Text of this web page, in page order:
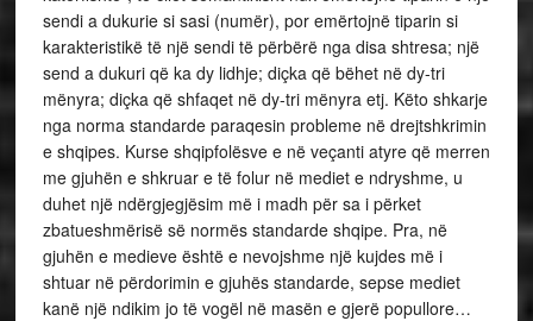
sendi a dukurie si sasi (numër), por emërtojnë tiparin si
karakteristikë të një sendi të përbërë nga disa shtresa; një
send a dukuri që ka dy lidhje; diçka që bëhet në dy-tri
mënyra; diçka që shfaqet në dy-tri mënyra etj. Këto shkarje
nga norma standarde paraqesin probleme në drejtshkrimin
e shqipes. Kurse shqipfolësve e në veçanti atyre që merren
me gjuhën e shkruar e të folur në mediet e ndryshme, u
duhet një ndërgjegjësim më i madh për sa i përket
zbatueshmërisë së normës standarde shqipe. Pra, në
gjuhën e medieve është e nevojshme një kujdes më i
shtuar në përdorimin e gjuhës standarde, sepse mediet
kanë një ndikim jo të vogël në masën e gjerë popullore…